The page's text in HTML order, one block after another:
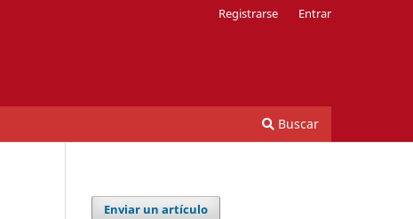
Buscar
Registrarse Entrar
Enviar un artículo